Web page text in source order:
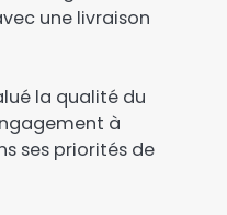
une livraison
la qualité du
à
ses priorités de